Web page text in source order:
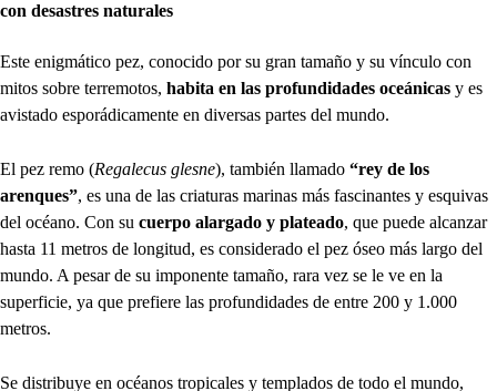
con desastres naturales
Este enigmático pez, conocido por su gran tamaño y su vínculo con
mitos sobre terremotos, habita en las profundidades oceánicas y es
avistado esporádicamente en diversas partes del mundo.
El pez remo (Regalecus glesne), también llamado “rey de los
arenques”, es una de las criaturas marinas más fascinantes y esquivas
del océano. Con su cuerpo alargado y plateado, que puede alcanzar
hasta 11 metros de longitud, es considerado el pez óseo más largo del
mundo. A pesar de su imponente tamaño, rara vez se le ve en la
superficie, ya que prefiere las profundidades de entre 200 y 1.000
metros.
Se distribuye en océanos tropicales y templados de todo el mundo,